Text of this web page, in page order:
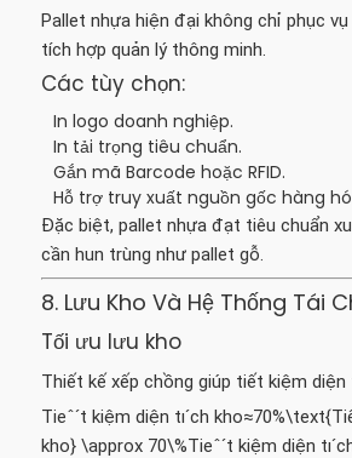
Pallet nhựa hiện đại không chỉ phục
tích hợp quản lý thông minh.
Các tùy chọn:
In logo doanh nghiệp.
In tải trọng tiêu chuẩn.
Gắn mã Barcode hoặc RFID.
Hỗ trợ truy xuất nguồn gốc hàng
Đặc biệt, pallet nhựa đạt tiêu chuẩn
cần hun trùng như pallet gỗ.
8. Lưu Kho Và Hệ Thống Tái
Tối ưu lưu kho
Thiết kế xếp chồng giúp tiết kiệm diện
Tieˆˊt kiệm diện tıˊch
kho} \approx 70\%Tieˆˊt kiệm diện tıˊ